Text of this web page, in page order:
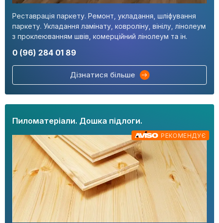
Реставрація паркету. Ремонт, укладання, шліфування
паркету. Укладання ламінату, ковроліну, вінілу, лінолеум
з проклеюванням швів, комерційний лінолеум та ін.
0 (96) 284 01 89
Дізнатися більше
Пиломатеріали. Дошка підлоги.
РЕКОМЕНДУЄ